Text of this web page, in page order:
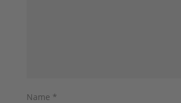
Name *